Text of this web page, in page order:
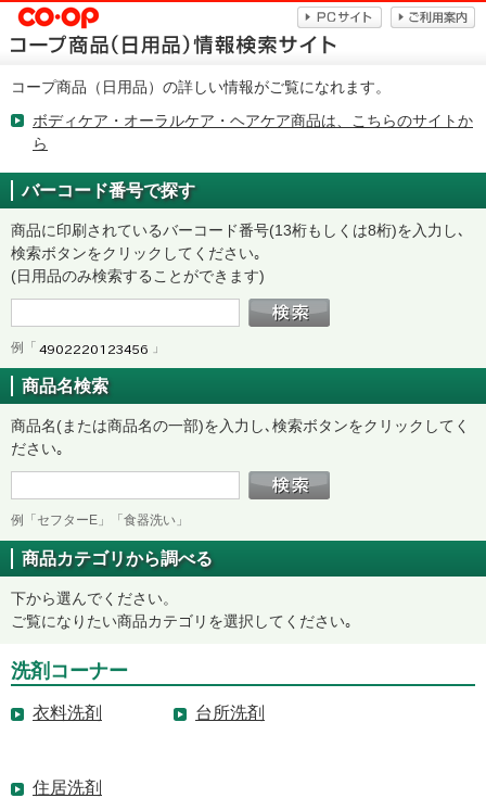
コープ商品（日用品）の詳しい情報がご覧になれます。
ボディケア・オーラルケア・ヘアケア商品は、こちらのサイトか
ら
バーコード番号で探す
商品に印刷されているバーコード番号(13桁もしくは8桁)を入力し､
検索ボタンをクリックしてください｡
(日用品のみ検索することができます)
例「 」
商品名検索
商品名(または商品名の一部)を入力し､検索ボタンをクリックしてく
ださい｡
例「セフターE」「食器洗い」
商品カテゴリから調べる
下から選んでください。
ご覧になりたい商品カテゴリを選択してください｡
洗剤コーナー
衣料洗剤 台所洗剤
住居洗剤